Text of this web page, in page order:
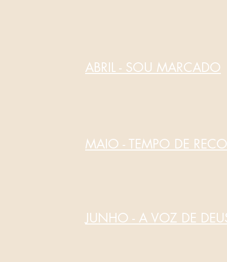
ABRIL - SOU MARCADO
MAIO - TEMPO DE
JUNHO - A VOZ DE